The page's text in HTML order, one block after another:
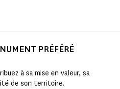
PRÉFÉRÉ
à sa mise en valeur, sa
de son territoire.